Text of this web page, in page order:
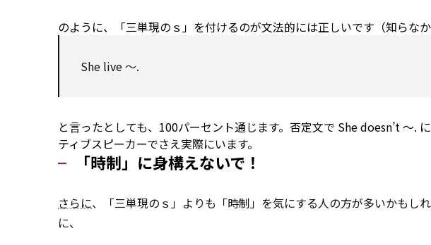
のように、「三単現のｓ」を付けるのが文法的には正しいです（知らな
She live ～.
と言ったとしても、100パーセント通じます。否定文で She doesn’t ～.
ティブスピーカーでさえ実際にいます。
「時制」に身構えないで！
さらに、「三単現のｓ」よりも「時制」を気にする人の方が多いかもし
に、